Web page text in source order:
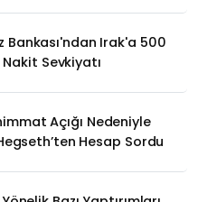
Bankası'ndan Irak'a 500
Sevkiyatı
Açığı Nedeniyle
Hesap Sordu